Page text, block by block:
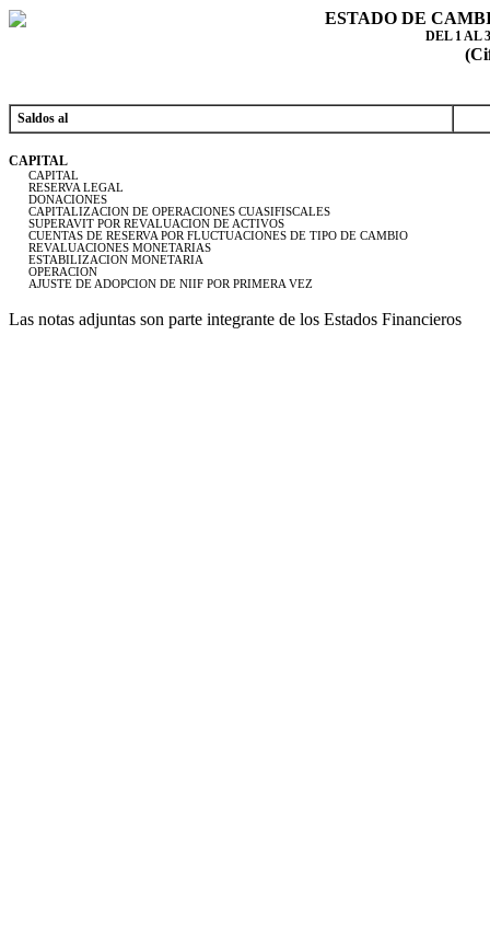
ESTADO DE
DEL 1 AL
Saldos al
CAPITAL
CAPITAL
RESERVA LEGAL
DONACIONES
CAPITALIZACION DE OPERACIONES CUASIFISCALES
SUPERAVIT POR REVALUACION DE ACTIVOS
CUENTAS DE RESERVA POR FLUCTUACIONES DE TIPO DE CAMBIO
REVALUACIONES MONETARIAS
ESTABILIZACION MONETARIA
OPERACION
AJUSTE DE ADOPCION DE NIIF POR PRIMERA VEZ
Las notas adjuntas son parte integrante de los Estados Financieros